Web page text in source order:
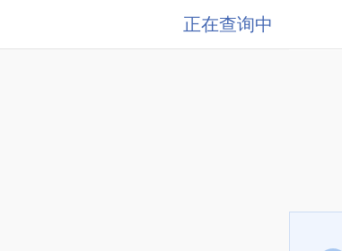
正在查询中